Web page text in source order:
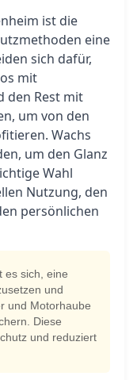
ist die
eine
sich dafür,
mit
den Rest mit
um von den
Wachs
um den Glanz
Wahl
Nutzung, den
persönlichen
es sich, eine
und
und Motorhaube
Diese
und reduziert